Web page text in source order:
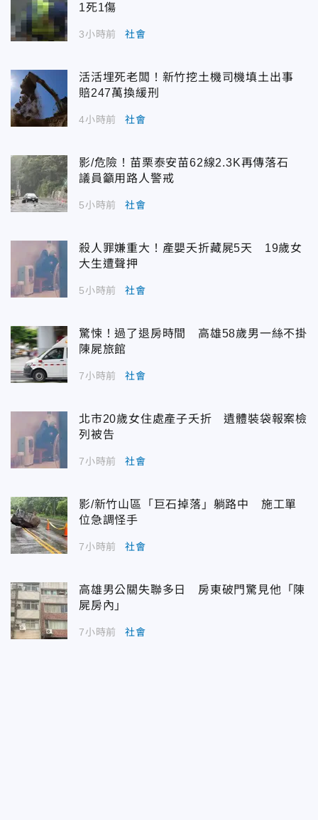
1死1傷
3小時前 社會
活活埋死老闆！新竹挖土機司機填土出事
賠247萬換緩刑
4小時前 社會
影/危險！苗栗泰安苗62線2.3K再傳落石
議員籲用路人警戒
5小時前 社會
殺人罪嫌重大！產嬰夭折藏屍5天 19歲女
大生遭聲押
5小時前 社會
驚悚！過了退房時間 高雄58歲男一絲不掛
陳屍旅館
7小時前 社會
北市20歲女住處產子夭折 遺體裝袋報案檢
列被告
7小時前 社會
影/新竹山區「巨石掉落」躺路中 施工單
位急調怪手
7小時前 社會
高雄男公關失聯多日 房東破門驚見他「陳
屍房內」
7小時前 社會